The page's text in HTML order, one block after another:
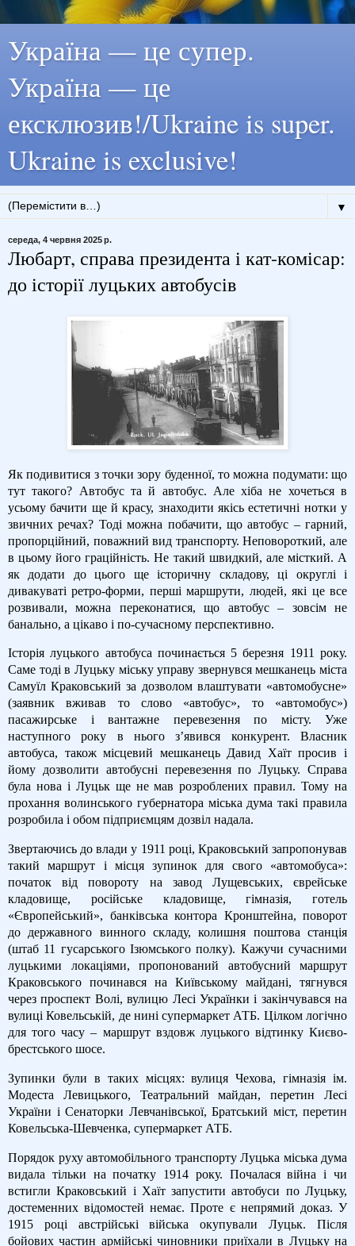
Україна — це супер.
Україна — це
ексклюзив!/Ukraine is super.
Ukraine is exclusive!
▼
середа, 4 червня 2025 р.
Любарт, справа президента і кат-комісар:
до історії луцьких автобусів
Як подивитися з точки зору буденної, то можна подумати: що
тут такого? Автобус та й автобус. Але хіба не хочеться в
усьому бачити ще й красу, знаходити якісь естетичні нотки у
звичних речах? Тоді можна побачити, що автобус – гарний,
пропорційний, поважний вид транспорту. Неповороткий, але
в цьому його граційність. Не такий швидкий, але місткий. А
як додати до цього ще історичну складову, ці округлі і
дивакуваті ретро-форми, перші маршрути, людей, які це все
розвивали, можна переконатися, що автобус – зовсім не
банально, а цікаво і по-сучасному перспективно.
Історія луцького автобуса починається 5 березня 1911 року.
Саме тоді в Луцьку міську управу звернувся мешканець міста
Самуїл Краковський за дозволом влаштувати «автомобусне»
(заявник вживав то слово «автобус», то «автомобус»)
пасажирське і вантажне перевезення по місту. Уже
наступного року в нього з’явився конкурент. Власник
автобуса, також місцевий мешканець Давид Хаїт просив і
йому дозволити автобусні перевезення по Луцьку. Справа
була нова і Луцьк ще не мав розроблених правил. Тому на
прохання волинського губернатора міська дума такі правила
розробила і обом підприємцям дозвіл надала.
Звертаючись до влади у 1911 році, Краковський запропонував
такий маршрут і місця зупинок для свого «автомобуса»:
початок від повороту на завод Лущевських, єврейське
кладовище, російське кладовище, гімназія, готель
«Європейський», банківська контора Кронштейна, поворот
до державного винного складу, колишня поштова станція
(штаб 11 гусарського Ізюмського полку). Кажучи сучасними
луцькими локаціями, пропонований автобусний маршрут
Краковського починався на Київському майдані, тягнувся
через проспект Волі, вулицю Лесі Українки і закінчувався на
вулиці Ковельській, де нині супермаркет АТБ. Цілком логічно
для того часу – маршрут вздовж луцького відтинку Києво-
брестського шосе.
Зупинки були в таких місцях: вулиця Чехова, гімназія ім.
Модеста Левицького, Театральний майдан, перетин Лесі
України і Сенаторки Левчанівської, Братський міст, перетин
Ковельська-Шевченка, супермаркет АТБ.
Порядок руху автомобільного транспорту Луцька міська дума
видала тільки на початку 1914 року. Почалася війна і чи
встигли Краковський і Хаїт запустити автобуси по Луцьку,
достеменних відомостей немає. Проте є непрямий доказ. У
1915 році австрійські війська окупували Луцьк. Після
бойових частин армійські чиновники приїхали в Луцьку на